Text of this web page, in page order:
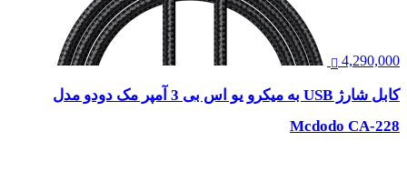
4,290,000
کابل شارژ USB به میکرو یو اس بی 3 آمپر مک دودو مدل
Mcdodo CA-228